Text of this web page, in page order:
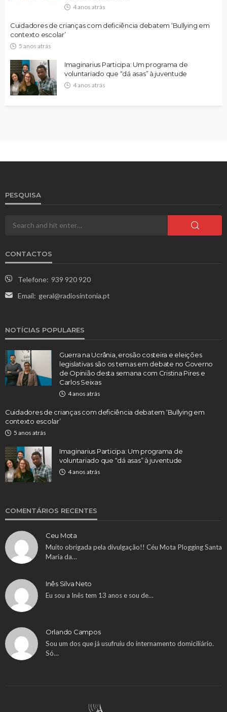
4 anos atrás
Cuidadores de crianças com deficiência debatem ‘Bullying em
contexto escolar’
5 anos atrás
Imaginarius Participa: Um programa de
voluntariado que “dá asas” à juventude
4 anos atrás
PESQUISA
CONTACTOS
Telefone: 939 920 920
Email: geral@radiosintonia.pt
NOTÍCIAS POPULARES
Guerra na Ucrânia, erosão costeira e eleições
legislativas são os temas em debate no Governo
de Opinião desta semana com Cristina Pires e
Carlos Seixas
4 anos atrás
Cuidadores de crianças com deficiência debatem ‘Bullying em
contexto escolar’
5 anos atrás
Imaginarius Participa: Um programa de
voluntariado que “dá asas” à juventude
4 anos atrás
COMENTÁRIOS RECENTES
Ceu Mota
Muito obrigada pela divulgação!! Céu Mota Plogging Santa
Maria da…
Inês Silva Neto
Eu sou a Inês tem 13 anos e sou de…
Orlando Campos
Sou um dos que já usufruiu do internamento domiciliário.
Só…